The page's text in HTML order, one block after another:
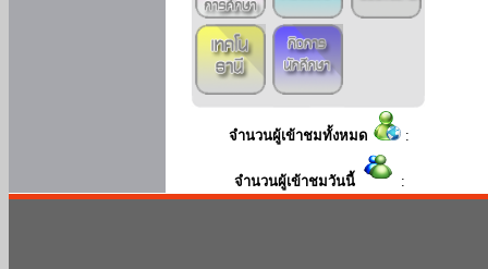
จำนวนผู้เข้าชมทั้งหมด :
จำนวนผู้เข้าชมวันนี้ :